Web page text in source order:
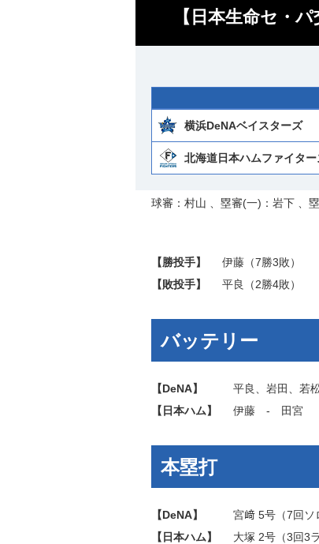
【日本生命セ・
横浜DeNAベイスターズ
北海道日本ハムファイター
球審：村山 、塁審(一)：岩下 、
【勝投手】 伊藤 （7勝3敗）
【敗投手】
平良 （2勝4敗）
バッテリー
【DeNA】 平良 岩田 若
【日本ハム】
伊藤 ‐ 田宮
本塁打
【DeNA】 宮﨑 5号（7回ソ
【日本ハム】
大塚 2号（3回3